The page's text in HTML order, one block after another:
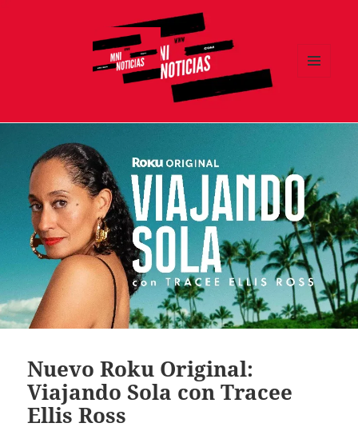
Nuevo Roku Original:
Viajando Sola con Tracee
Ellis Ross